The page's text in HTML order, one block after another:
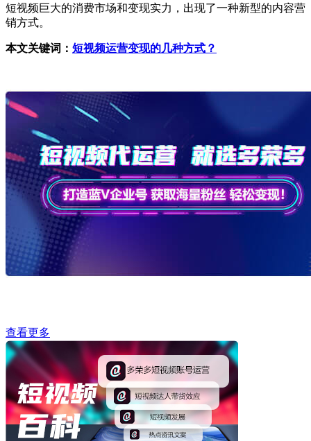
短视频巨大的消费市场和变现实力，出现了一种新型的内容营
销方式。
本文关键词： 短视频运营变现的几种方式？
查看更多